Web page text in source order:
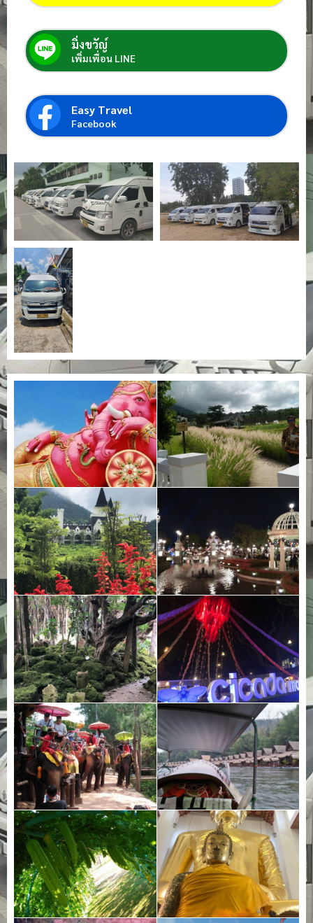
มิ่งขวัญ์
เพิ่มเพื่อน LINE
Easy Travel
Facebook